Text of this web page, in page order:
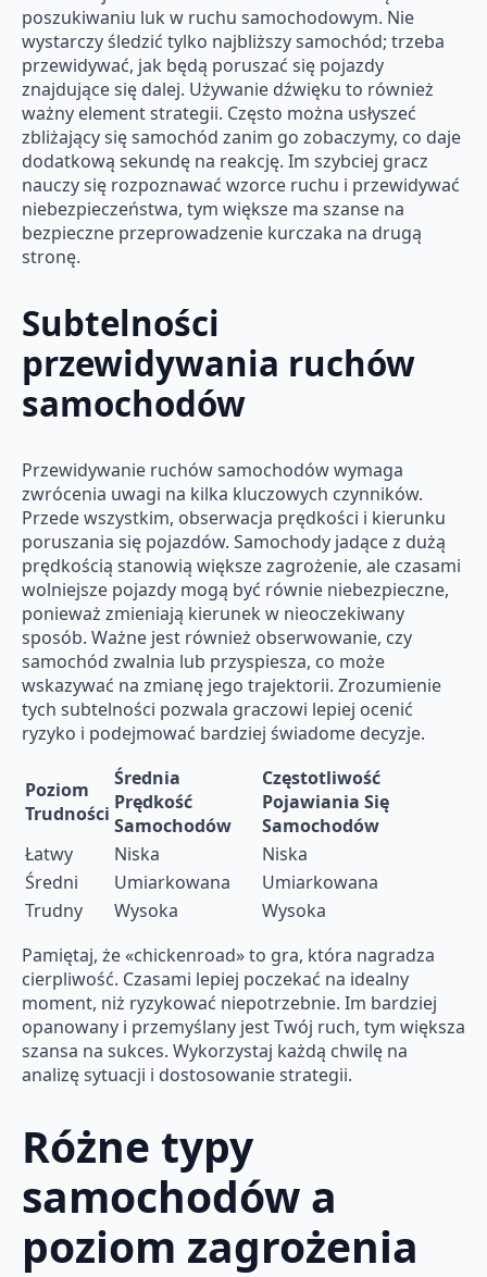
poszukiwaniu luk w ruchu samochodowym. Nie
wystarczy śledzić tylko najbliższy samochód; trzeba
przewidywać, jak będą poruszać się pojazdy
znajdujące się dalej. Używanie dźwięku to również
ważny element strategii. Często można usłyszeć
zbliżający się samochód zanim go zobaczymy, co daje
dodatkową sekundę na reakcję. Im szybciej gracz
nauczy się rozpoznawać wzorce ruchu i przewidywać
niebezpieczeństwa, tym większe ma szanse na
bezpieczne przeprowadzenie kurczaka na drugą
stronę.
Subtelności
przewidywania ruchów
samochodów
Przewidywanie ruchów samochodów wymaga
zwrócenia uwagi na kilka kluczowych czynników.
Przede wszystkim, obserwacja prędkości i kierunku
poruszania się pojazdów. Samochody jadące z dużą
prędkością stanowią większe zagrożenie, ale czasami
wolniejsze pojazdy mogą być równie niebezpieczne,
ponieważ zmieniają kierunek w nieoczekiwany
sposób. Ważne jest również obserwowanie, czy
samochód zwalnia lub przyspiesza, co może
wskazywać na zmianę jego trajektorii. Zrozumienie
tych subtelności pozwala graczowi lepiej ocenić
ryzyko i podejmować bardziej świadome decyzje.
Poziom
Trudności
Średnia
Prędkość
Samochodów
Częstotliwość
Pojawiania Się
Samochodów
Łatwy
Niska
Niska
Średni
Umiarkowana
Umiarkowana
Trudny
Wysoka
Wysoka
Pamiętaj, że «chickenroad» to gra, która nagradza
cierpliwość. Czasami lepiej poczekać na idealny
moment, niż ryzykować niepotrzebnie. Im bardziej
opanowany i przemyślany jest Twój ruch, tym większa
szansa na sukces. Wykorzystaj każdą chwilę na
analizę sytuacji i dostosowanie strategii.
Różne typy
samochodów a
poziom zagrożenia